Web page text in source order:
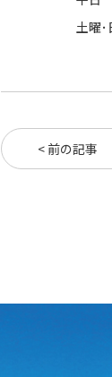
土曜･日曜･
< 前の記事